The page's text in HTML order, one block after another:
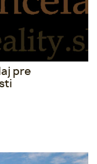
pre